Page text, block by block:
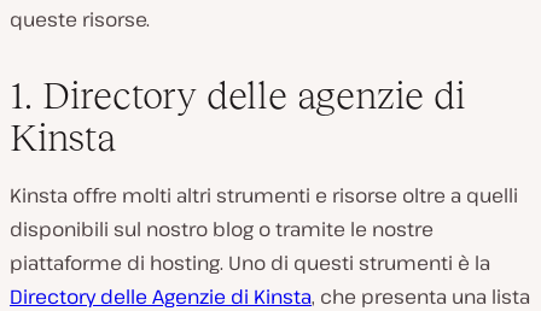
queste risorse.
1. Directory delle agenzie di
Kinsta
Kinsta offre molti altri strumenti e risorse oltre a quelli
disponibili sul nostro blog o tramite le nostre
piattaforme di hosting. Uno di questi strumenti è la
Directory delle Agenzie di Kinsta, che presenta una lista